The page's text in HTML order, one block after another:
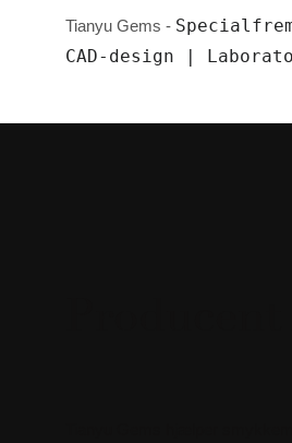
Tianyu Gems -
CAD-design |